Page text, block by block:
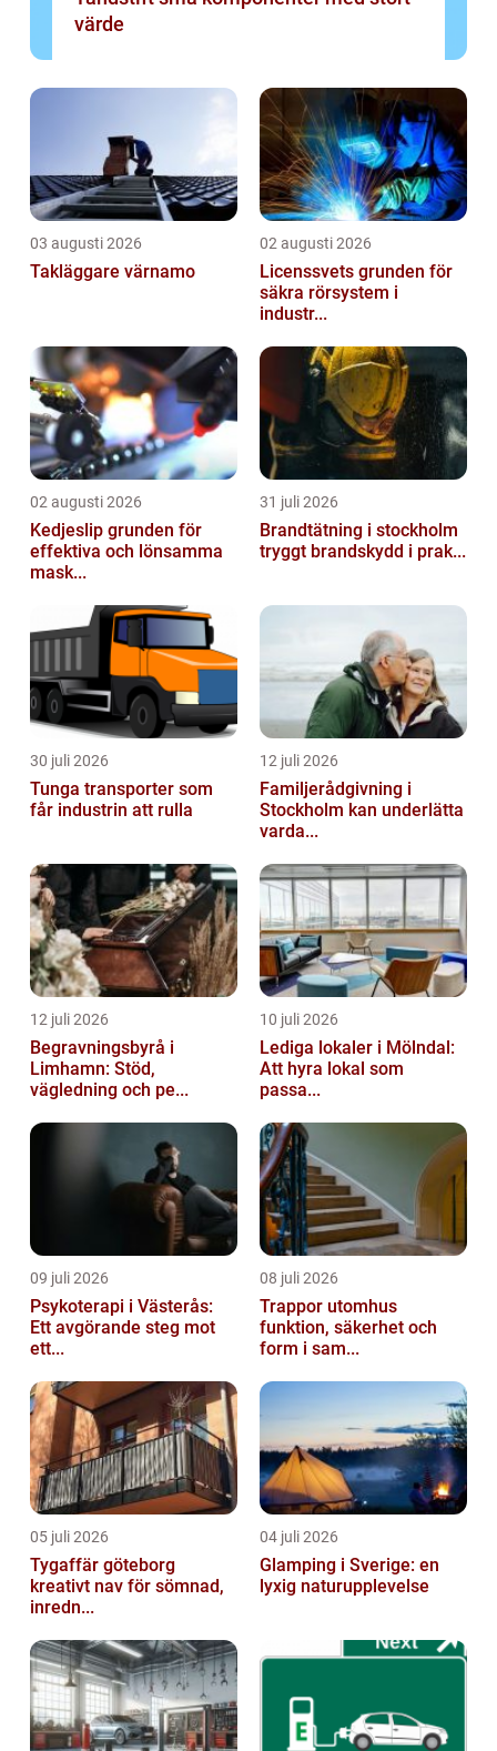
värde
03 augusti 2026
Takläggare värnamo
02 augusti 2026
Licenssvets grunden för
säkra rörsystem i
industr...
02 augusti 2026
Kedjeslip grunden för
effektiva och lönsamma
mask...
31 juli 2026
Brandtätning i stockholm
tryggt brandskydd i prak...
30 juli 2026
Tunga transporter som
får industrin att rulla
12 juli 2026
Familjerådgivning i
Stockholm kan underlätta
varda...
12 juli 2026
Begravningsbyrå i
Limhamn: Stöd,
vägledning och pe...
10 juli 2026
Lediga lokaler i Mölndal:
Att hyra lokal som
passa...
09 juli 2026
Psykoterapi i Västerås:
Ett avgörande steg mot
ett...
08 juli 2026
Trappor utomhus
funktion, säkerhet och
form i sam...
05 juli 2026
Tygaffär göteborg
kreativt nav för sömnad,
inredn...
04 juli 2026
Glamping i Sverige: en
lyxig naturupplevelse